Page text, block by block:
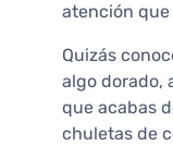
atención que
Quizás
algo dorado,
que acabas
chuletas de